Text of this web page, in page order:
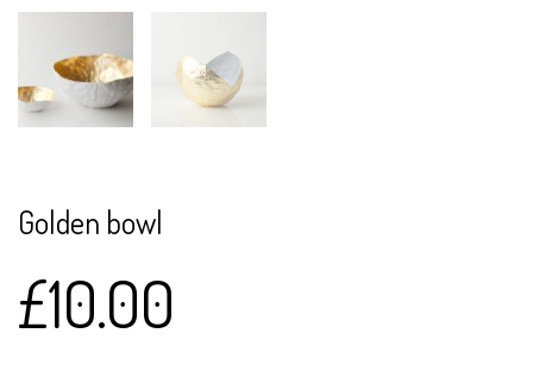
Golden bowl
£10.00